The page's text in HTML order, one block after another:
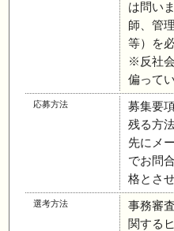
は問い
師、管
等）を
※反社
偏って
応募方法
募集要
残る方
先にメ
でお問
格とさ
選考方法
事務審
関する